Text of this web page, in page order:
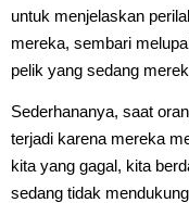
untuk menjelaskan
mereka, sembari
pelik yang sedang
Sederhananya, saat
terjadi karena mereka
kita yang gagal, kita
sedang tidak